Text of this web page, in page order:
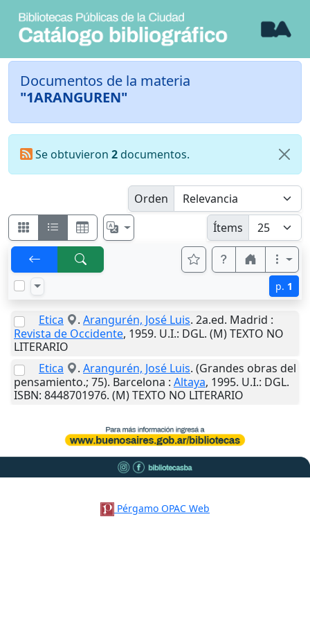
Documentos de la materia
"1ARANGUREN"
Se obtuvieron 2documentos.
Orden
Ítems
p. 1
Etica . Arangurén, José Luis. 2a.ed. Madrid :
Revista de Occidente, 1959. U.I.: DGL. (M) TEXTO NO
LITERARIO
Etica
. Arangurén, José Luis. (Grandes obras del
pensamiento.; 75). Barcelona : Altaya, 1995. U.I.: DGL.
ISBN: 8448701976. (M) TEXTO NO LITERARIO
Pérgamo OPAC Web